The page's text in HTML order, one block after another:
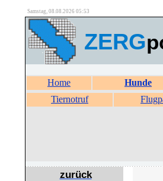
Samstag, 08.08.2026 05:53
ZERG
Home Hunde
Tiernotruf
zurück